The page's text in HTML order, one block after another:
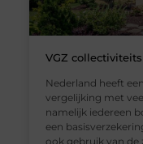
VGZ
Nederland heeft
vergelijking met
namelijk iedereen
een
ook gebruik van de